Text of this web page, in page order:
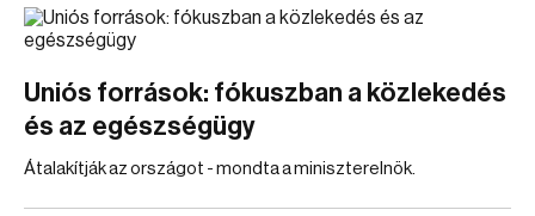
Uniós források: fókuszban a közlekedés
és az egészségügy
Átalakítják az országot - mondta a miniszterelnök.